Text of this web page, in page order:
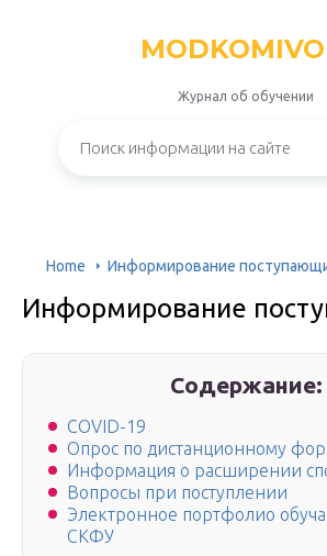
Журнал об обучении
Home Информирование
Информирование
Содержание:
COVID-19
Опрос по дистанционному
Информация о расширении
Вопросы при поступлении
Электронное портфолио
СКФУ